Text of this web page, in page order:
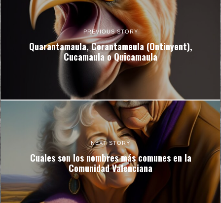
PREVIOUS STORY
Quarantamaula, Corantameula (Ontinyent),
Cucamaula o Quicamaula
NEXT STORY
Cuales son los nombres más comunes en la
Comunidad Valenciana